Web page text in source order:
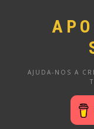
AJUDA-NOS A